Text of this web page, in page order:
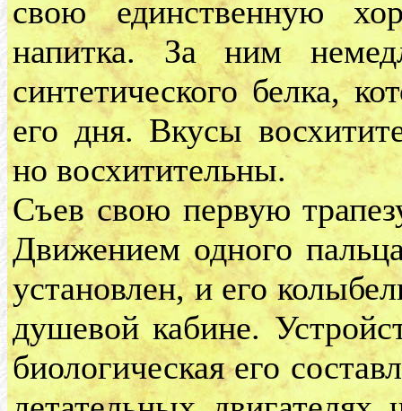
свою единственную
напитка. За ним
синтетического белка,
его дня. Вкусы
но восхитительны.
Съев свою первую
Движением одного
установлен, и его
душевой кабине.
биологическая его